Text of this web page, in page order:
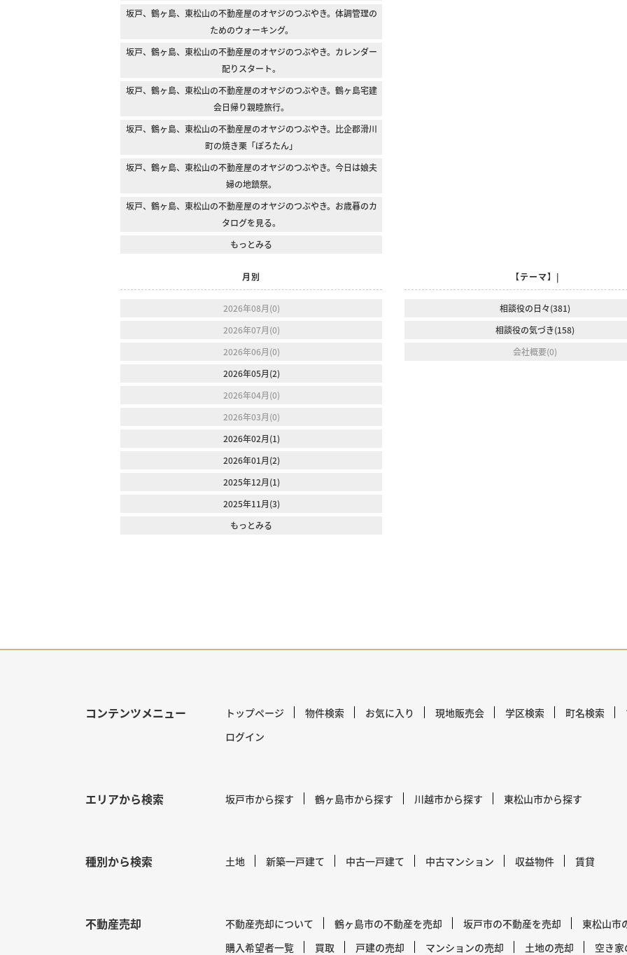
坂戸、鶴ヶ島、東松山の不動産屋のオヤジのつぶやき。体調管理の
ためのウォーキング。
坂戸、鶴ヶ島、東松山の不動産屋のオヤジのつぶやき。カレンダー
配りスタート。
坂戸、鶴ヶ島、東松山の不動産屋のオヤジのつぶやき。鶴ヶ島宅建
会日帰り親睦旅行。
坂戸、鶴ヶ島、東松山の不動産屋のオヤジのつぶやき。比企郡滑川
町の焼き栗「ぽろたん」
坂戸、鶴ヶ島、東松山の不動産屋のオヤジのつぶやき。今日は娘夫
婦の地鎮祭。
坂戸、鶴ヶ島、東松山の不動産屋のオヤジのつぶやき。お歳暮のカ
タログを見る。
もっとみる
月別
2026年08月(0)
2026年07月(0)
2026年06月(0)
2026年05月(2)
2026年04月(0)
2026年03月(0)
2026年02月(1)
2026年01月(2)
2025年12月(1)
2025年11月(3)
もっとみる
【テーマ】|
相談役の日々(381)
相談役の気づき(158)
会社概要(0)
コンテンツメニュー トップページ 物件検索 お気に入り 現地販売会 学区検索 町名検索
ログイン
エリアから検索 坂戸市から探す 鶴ヶ島市から探す 川越市から探す 東松山市から探す
種別から検索 土地 新築一戸建て 中古一戸建て 中古マンション 収益物件 賃貸
不動産売却 不動産売却について 鶴ヶ島市の不動産を売却 坂戸市の不動産を売却
東松山市
購入希望者一覧
買取 戸建の売却 マンションの売却 土地の売却 空き